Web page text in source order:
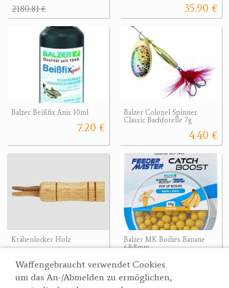
Waffengebraucht verwendet Cookies
um das An-/Abmelden zu ermöglichen,
2180.81 € 35.90 €
Balzer Beißfix Anis 10ml
7.20 €
Balzer Colonel Spinner
Classic Bachforelle 7g
4.40 €
Krähenlocker Holz
Balzer MK Boilies Banane
6&8mm